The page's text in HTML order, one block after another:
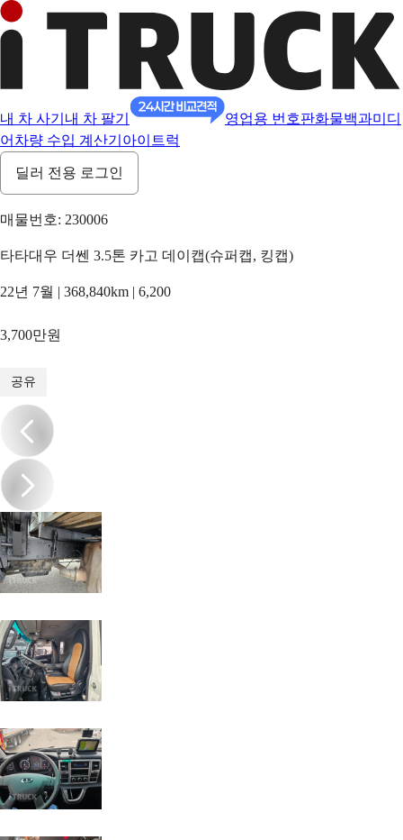
내 차 사기 내 차 팔기 영업용 번호판화물백과미디
어 차량 수입 계산기 아이트럭
딜러 전용 로그인
매물번호: 230006
타타대우 더쎈 3.5톤 카고 데이캡(슈퍼캡, 킹캡)
22년 7월 | 368,840km | 6,200
3,700만원
공유
/14